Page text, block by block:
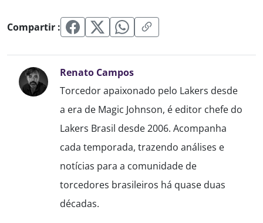
Compartir :
Renato Campos
Torcedor apaixonado pelo Lakers desde
a era de Magic Johnson, é editor chefe do
Lakers Brasil desde 2006. Acompanha
cada temporada, trazendo análises e
notícias para a comunidade de
torcedores brasileiros há quase duas
décadas.